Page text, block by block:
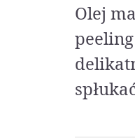
Olej